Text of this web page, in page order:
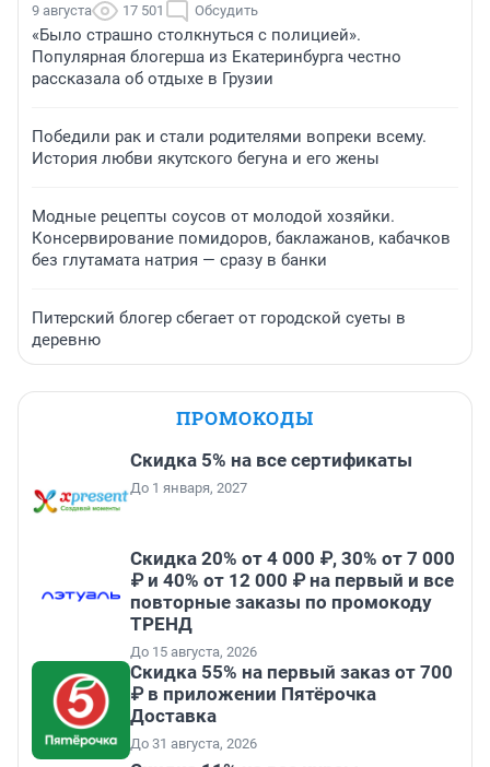
9 августа 17 501 Обсудить
«Было страшно столкнуться с полицией».
Популярная блогерша из Екатеринбурга честно
рассказала об отдыхе в Грузии
Победили рак и стали родителями вопреки всему.
История любви якутского бегуна и его жены
Модные рецепты соусов от молодой хозяйки.
Консервирование помидоров, баклажанов, кабачков
без глутамата натрия — сразу в банки
Питерский блогер сбегает от городской суеты в
деревню
ПРОМОКОДЫ
Скидка 5% на все сертификаты
До 1 января, 2027
Скидка 20% от 4 000 ₽, 30% от 7 000
₽ и 40% от 12 000 ₽ на первый и все
повторные заказы по промокоду
ТРЕНД
До 15 августа, 2026
Скидка 55% на первый заказ от 700
₽ в приложении Пятёрочка
Доставка
До 31 августа, 2026